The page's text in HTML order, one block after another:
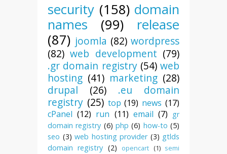
security (158) domain
names
(99)
release
(87) joomla (82) wordpress
(82) web development (79)
.gr domain registry (54) web
hosting (41) marketing (28)
drupal
(26)
.eu domain
registry (25) top (19) news (17)
cPanel (12) run (11) email (7) gr
domain registry (6) php (6) how-to (5)
seo (3) web hosting provider (3) gtlds
domain registry (2) opencart (1) semi